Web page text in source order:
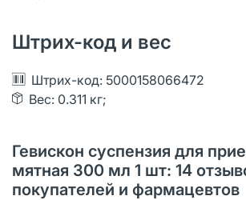
Штрих-код и вес
Штрих-код: 5000158066472
Вес: 0.311 кг;
Гевискон суспензия для
мятная 300 мл 1 шт: 14
покупателей и фармацевтов